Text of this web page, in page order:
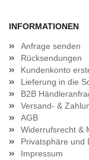
INFORMATIONEN
Anfrage senden
Rücksendungen
Kundenkonto
Lieferung in die
B2B
Versand- &
AGB
Widerrufsrecht &
Privatsphäre und
Impressum